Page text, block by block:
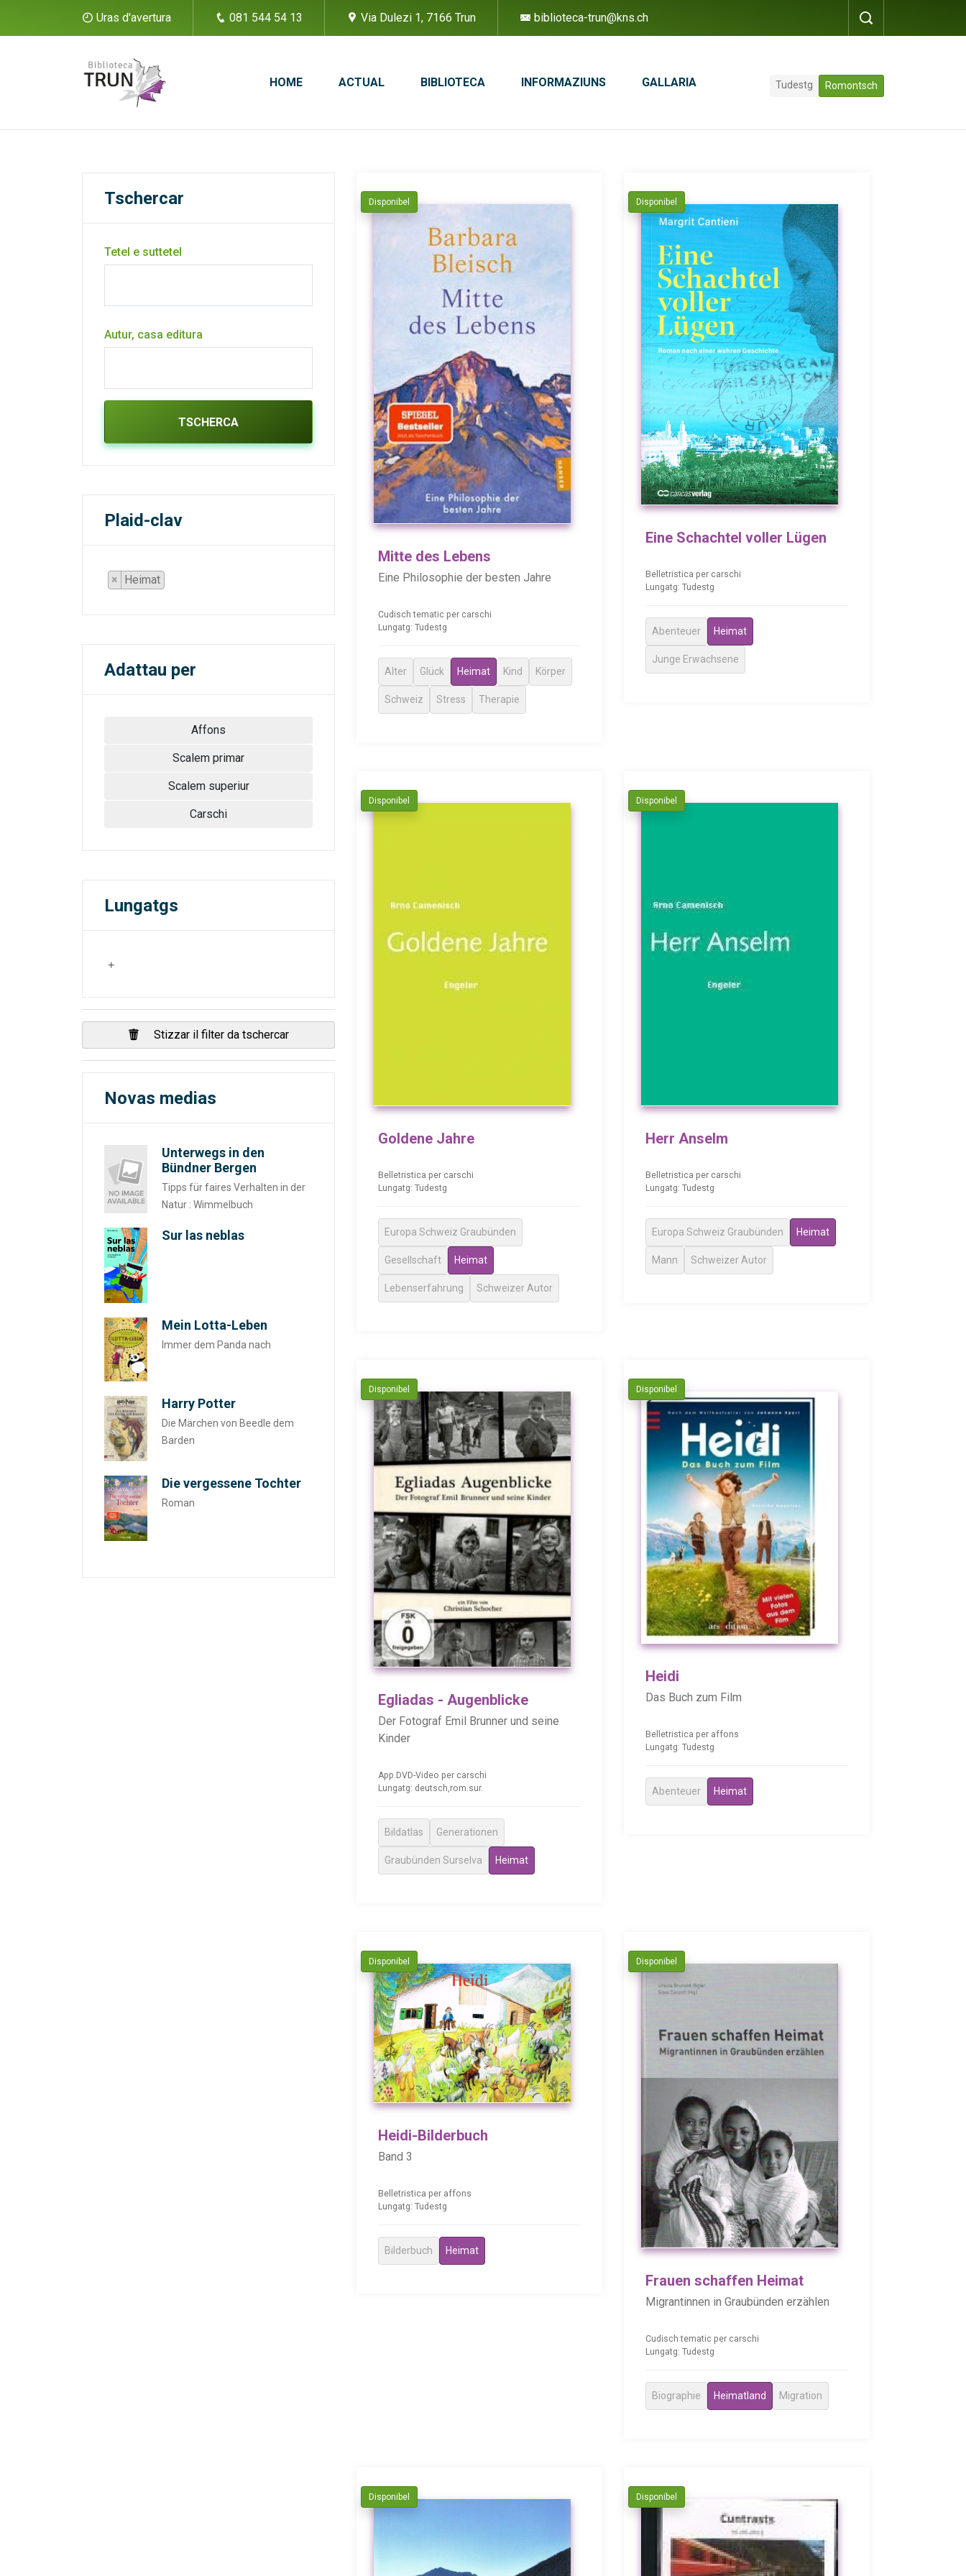
Uras d'avertura 081 544 54 13 Via Dulezi 1, 7166 Trun biblioteca-trun@kns.ch
HOME ACTUAL BIBLIOTECA INFORMAZIUNS GALLARIA Tudestg Romontsch
Tschercar
Tetel e suttetel
Autur, casa editura
TSCHERCA
Plaid-clav
× Heimat
Adattau per
Affons
Scalem primar
Scalem superiur
Carschi
Lungatgs
Stizzar il filter da tschercar
Novas medias
Unterwegs in den
Bündner Bergen
Tipps für faires Verhalten in der
Natur : Wimmelbuch
Sur las neblas
Mein Lotta-Leben
Immer dem Panda nach
Harry Potter
Die Märchen von Beedle dem
Barden
Die vergessene Tochter
Roman
Disponibel
Mitte des Lebens
Eine Philosophie der besten Jahre
Cudisch tematic per carschi
Lungatg: Tudestg
Alter Glück Heimat Kind Körper
Schweiz Stress Therapie
Disponibel
Eine Schachtel voller Lügen
Belletristica per carschi
Lungatg: Tudestg
Abenteuer Heimat
Junge Erwachsene
Disponibel
Goldene Jahre
Belletristica per carschi
Lungatg: Tudestg
Europa Schweiz Graubünden
Gesellschaft Heimat
Lebenserfahrung Schweizer Autor
Disponibel
Herr Anselm
Belletristica per carschi
Lungatg: Tudestg
Europa Schweiz Graubünden Heimat
Mann Schweizer Autor
Disponibel
Egliadas - Augenblicke
Der Fotograf Emil Brunner und seine
Kinder
App.DVD-Video per carschi
Lungatg: deutsch,rom.sur.
Bildatlas Generationen
Graubünden Surselva Heimat
Disponibel
Heidi
Das Buch zum Film
Belletristica per affons
Lungatg: Tudestg
Abenteuer Heimat
Disponibel
Heidi-Bilderbuch
Band 3
Belletristica per affons
Lungatg: Tudestg
Bilderbuch Heimat
Disponibel
Frauen schaffen Heimat
Migrantinnen in Graubünden erzählen
Cudisch tematic per carschi
Lungatg: Tudestg
Biographie Heimatland Migration
Disponibel Disponibel